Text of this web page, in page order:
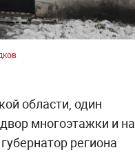
области, один
многоэтажки и на
региона